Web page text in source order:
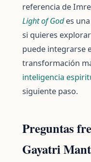
referencia de
Light of Godes
si quieres
puede integrarse
transformación
inteligencia
siguiente paso.
Preguntas
Gayatri